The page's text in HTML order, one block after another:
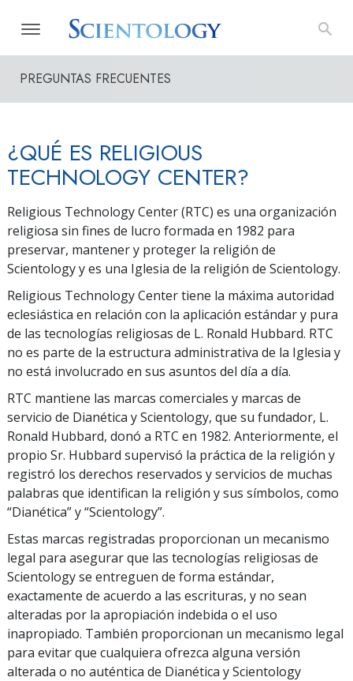
PREGUNTAS FRECUENTES
¿QUÉ ES RELIGIOUS
TECHNOLOGY CENTER?
Religious Technology Center (RTC) es una organización
religiosa sin fines de lucro formada en 1982 para
preservar, mantener y proteger la religión de
Scientology y es una Iglesia de la religión de Scientology.
Religious Technology Center tiene la máxima autoridad
eclesiástica en relación con la aplicación estándar y pura
de las tecnologías religiosas de L. Ronald Hubbard. RTC
no es parte de la estructura administrativa de la Iglesia y
no está involucrado en sus asuntos del día a día.
RTC mantiene las marcas comerciales y marcas de
servicio de Dianética y Scientology, que su fundador, L.
Ronald Hubbard, donó a RTC en 1982. Anteriormente, el
propio Sr. Hubbard supervisó la práctica de la religión y
registró los derechos reservados y servicios de muchas
palabras que identifican la religión y sus símbolos, como
“Dianética” y “Scientology”.
Estas marcas registradas proporcionan un mecanismo
legal para asegurar que las tecnologías religiosas de
Scientology se entreguen de forma estándar,
exactamente de acuerdo a las escrituras, y no sean
alteradas por la apropiación indebida o el uso
inapropiado. También proporcionan un mecanismo legal
para evitar que cualquiera ofrezca alguna versión
alterada o no auténtica de Dianética y Scientology